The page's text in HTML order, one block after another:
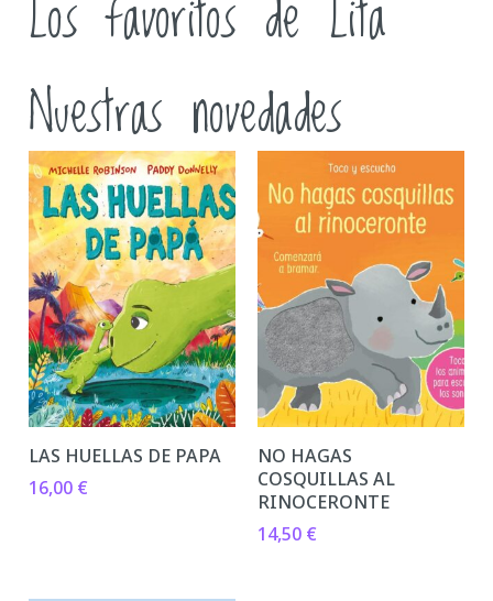
Los favoritos de Lita
Nuestras novedades
LAS HUELLAS DE PAPA
16,00 €
NO HAGAS
COSQUILLAS AL
RINOCERONTE
14,50 €